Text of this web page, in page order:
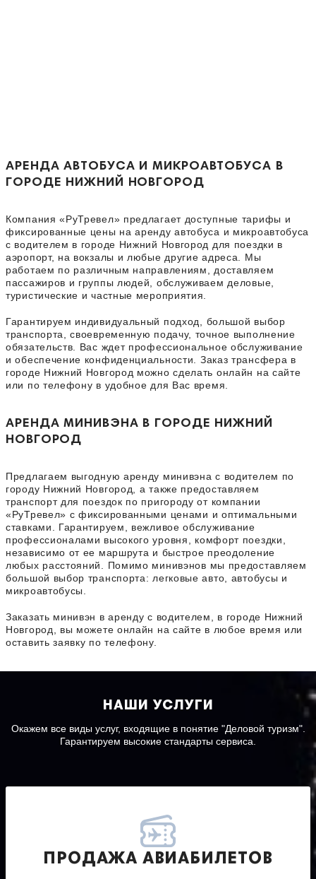
АРЕНДА АВТОБУСА И МИКРОАВТОБУСА В
ГОРОДЕ НИЖНИЙ НОВГОРОД
Компания «РуТревел» предлагает доступные тарифы и
фиксированные цены на аренду автобуса и микроавтобуса
с водителем в городе Нижний Новгород для поездки в
аэропорт, на вокзалы и любые другие адреса. Мы
работаем по различным направлениям, доставляем
пассажиров и группы людей, обслуживаем деловые,
туристические и частные мероприятия.
Гарантируем индивидуальный подход, большой выбор
транспорта, своевременную подачу, точное выполнение
обязательств. Вас ждет профессиональное обслуживание
и обеспечение конфиденциальности. Заказ трансфера в
городе Нижний Новгород можно сделать онлайн на сайте
или по телефону в удобное для Вас время.
АРЕНДА МИНИВЭНА В ГОРОДЕ НИЖНИЙ
НОВГОРОД
Предлагаем выгодную аренду минивэна с водителем по
городу Нижний Новгород, а также предоставляем
транспорт для поездок по пригороду от компании
«РуТревел» с фиксированными ценами и оптимальными
ставками. Гарантируем, вежливое обслуживание
профессионалами высокого уровня, комфорт поездки,
независимо от ее маршрута и быстрое преодоление
любых расстояний. Помимо минивэнов мы предоставляем
большой выбор транспорта: легковые авто, автобусы и
микроавтобусы.
Заказать минивэн в аренду с водителем, в городе Нижний
Новгород, вы можете онлайн на сайте в любое время или
оставить заявку по телефону.
НАШИ УСЛУГИ
Окажем все виды услуг, входящие в понятие "Деловой туризм".
Гарантируем высокие стандарты сервиса.
ПРОДАЖА АВИАБИЛЕТОВ